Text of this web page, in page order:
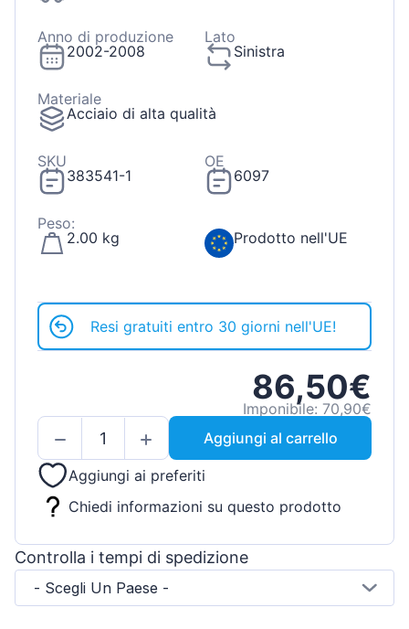
Anno di produzione
2002-2008
Lato
Sinistra
Materiale
Acciaio di alta qualità
SKU
383541-1
OE
6097
Peso:
2.00 kg
Prodotto nell'UE
Resi gratuiti entro 30 giorni nell'UE!
86,50€
Imponibile: 70,90€
Aggiungi al carrello
Aggiungi ai preferiti
Chiedi informazioni su questo prodotto
Controlla i tempi di spedizione
- Scegli Un Paese -